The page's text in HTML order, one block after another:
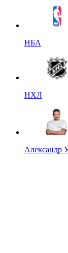
НБА
НХЛ
Александр